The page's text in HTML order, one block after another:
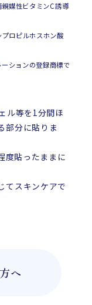
媒性ビタミンC誘導
プロピルホスホン酸
ションの登録商標で
ル等を1分間ほ
部分に貼りま
度貼ったままに
てスキンケアで
へ